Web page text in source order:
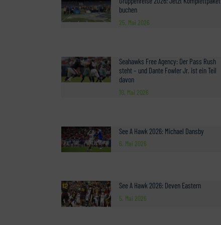
buchen
25. Mai 2026
Seahawks Free Agency: Der Pass Rush
steht – und Dante Fowler Jr. ist ein Teil
davon
10. Mai 2026
See A Hawk 2026: Michael Dansby
6. Mai 2026
See A Hawk 2026: Deven Eastern
5. Mai 2026